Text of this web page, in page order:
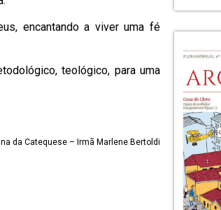
encantando a viver uma fé
teológico, para uma
da Catequese – Irmã Marlene Bertoldi